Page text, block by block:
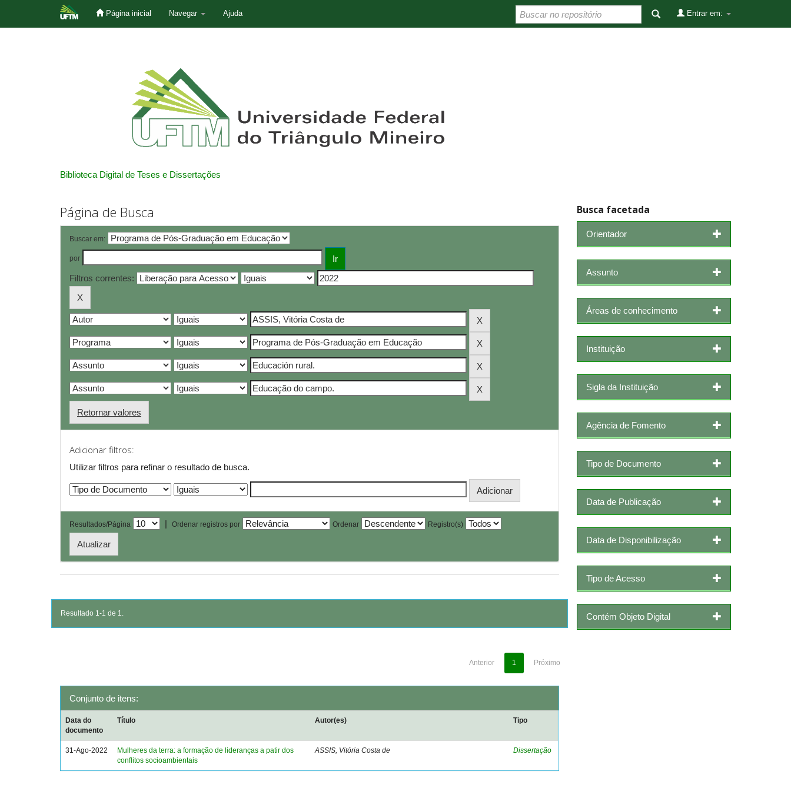
Página inicial Navegar Ajuda Entrar em:
Biblioteca Digital de Teses e Dissertações
Página de Busca
Buscar em:
por
Filtros correntes:
Retornar valores
Adicionar filtros:
Utilizar filtros para refinar o resultado de busca.
Resultados/Página | Ordenar registros por Ordenar Registro(s)
Resultado 1-1 de 1.
Anterior 1 Próximo
Conjunto de itens:
Data do
documento
Título Autor(es) Tipo
31-Ago-2022
Mulheres da terra: a formação de lideranças a patir dos
conflitos socioambientais
ASSIS, Vitória Costa de Dissertação
Busca facetada
Orientador
Assunto
Áreas de conhecimento
Instituição
Sigla da Instituição
Agência de Fomento
Tipo de Documento
Data de Publicação
Data de Disponibilização
Tipo de Acesso
Contém Objeto Digital